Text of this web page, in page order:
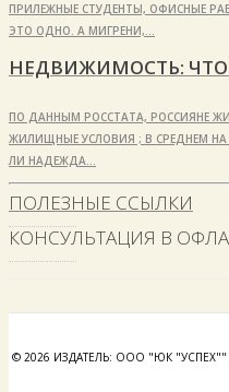
ПРИЛЕЖНЫЕ СТУДЕНТЫ, ОФИСНЫЕ
ЭТО ОДНО. А МИГРЕНИ,…
НЕДВИЖИМОСТЬ:
ПО ДАННЫМ РОССТАТА, РОССИЯНЕ
ЖИЛИЩНЫЕ УСЛОВИЯ ; В СРЕДНЕМ
ЛИ НАДЕЖДА…
ПОЛЕЗНЫЕ ССЫЛКИ
КОНСУЛЬТАЦИЯ В
© 2026 ИЗДАТЕЛЬ: ООО "ЮК